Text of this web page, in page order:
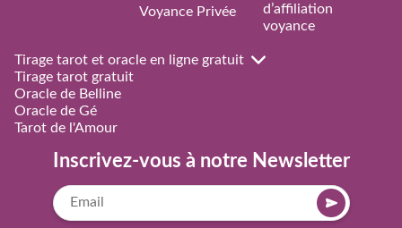
Voyance Privée
d’affiliation
voyance
Tirage tarot et oracle en ligne gratuit
Tirage tarot gratuit
Oracle de Belline
Oracle de Gé
Tarot de l'Amour
Inscrivez-vous à notre Newsletter